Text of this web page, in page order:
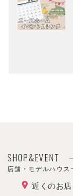
SHOP&EVENT
店舗・モデルハウス
近くのお